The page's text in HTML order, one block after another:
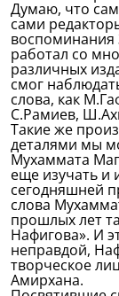
Думаю, что
сами
воспоминания
работал со
различных
смог
слова, как
С.Рамиев,
Такие же
деталями мы
Мухаммата
еще изучать и
сегодняшней
слова
прошлых лет
Нафигова». И
неправдой,
творческое
Амирхана.